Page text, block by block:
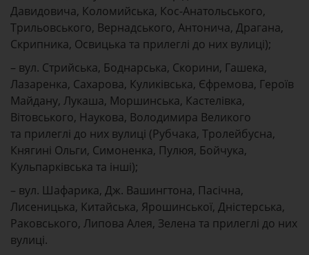
Давидовича, Коломийська, Кос-Анатольського,
Трильовського, Вернадського, Антонича, Драгана,
Скрипника, Освицька та прилеглі до них вулиці);
– вул. Стрийська, Боднарська, Скорини, Гашека,
Лазаренка, Сахарова, Куликівська, Єфремова, Героїв
Майдану, Лукаша, Моршинська, Кастелівка,
Вітовського, Наукова, Володимира Великого
та прилеглі до них вулиці (Рубчака, Тролейбусна,
Княгині Ольги, Симоненка, Пулюя, Бойчука,
Кульпарківська та інші);
– вул. Шафарика, Дж. Вашингтона, Пасічна,
Лисеницька, Китайська, Ярошинської, Дністерська,
Раковського, Липова Алея, Зелена та прилеглі до них
вулиці.